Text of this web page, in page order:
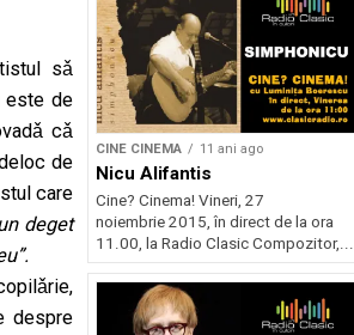
sǎ
este de
cǎ
de
care
deget
despre
CINE CINEMA 11 ani ago
Nicu Alifantis
Cine? Cinema! Vineri, 27
noiembrie 2015, în direct de la ora
11.00, la Radio Clasic Compozitor,...